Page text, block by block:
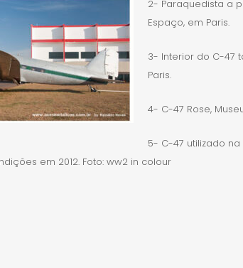
2- Paraquedista a
Espaço, em Paris.
3- Interior do C-47
Paris.
4- C-47 Rose,
5- C-47 utilizado na
em 2012. Foto: ww2 in colour